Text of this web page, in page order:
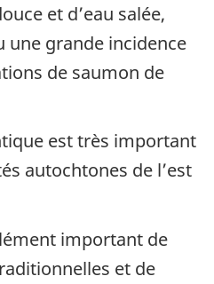
et d’eau salée,
une grande incidence
de saumon de
est très important
autochtones de l’est
important de
et de